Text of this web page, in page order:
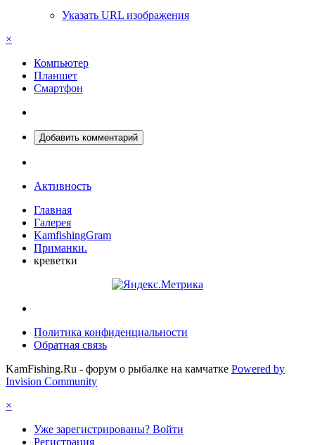
Указать URL изображения
×
Компьютер
Планшет
Смартфон
Добавить комментарий
Активность
Главная
Галерея
KamfishingGram
Приманки.
креветки
Политика конфиденциальности
Обратная связь
KamFishing.Ru - форум о рыбалке на камчатке Powered by
Invision Community
×
Уже зарегистрированы? Войти
Регистрация